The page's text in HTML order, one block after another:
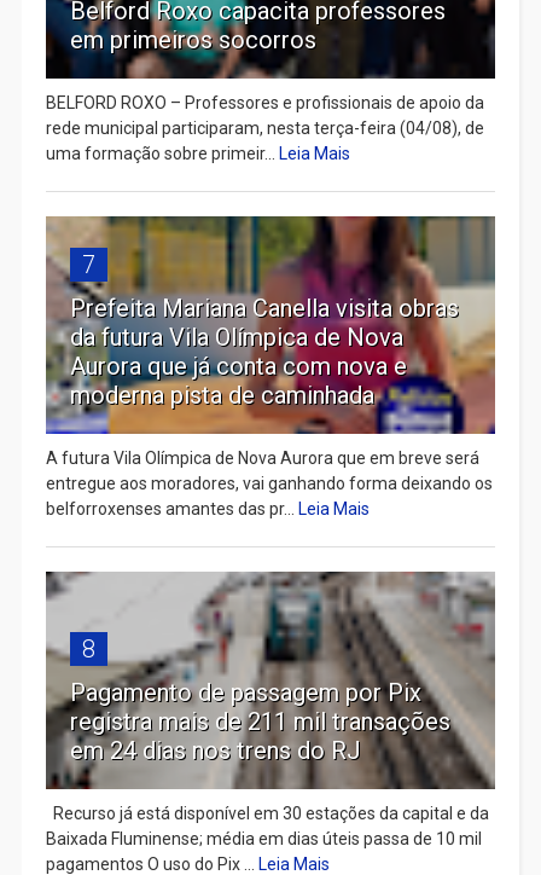
Belford Roxo capacita professores
em primeiros socorros
BELFORD ROXO – Professores e profissionais de apoio da
rede municipal participaram, nesta terça-feira (04/08), de
uma formação sobre primeir...
Leia Mais
7
Prefeita Mariana Canella visita obras
da futura Vila Olímpica de Nova
Aurora que já conta com nova e
moderna pista de caminhada
A futura Vila Olímpica de Nova Aurora que em breve será
entregue aos moradores, vai ganhando forma deixando os
belforroxenses amantes das pr...
Leia Mais
8
Pagamento de passagem por Pix
registra mais de 211 mil transações
em 24 dias nos trens do RJ
Recurso já está disponível em 30 estações da capital e da
Baixada Fluminense; média em dias úteis passa de 10 mil
pagamentos O uso do Pix ...
Leia Mais